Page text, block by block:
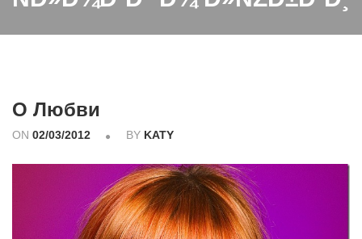
О Любви
ON 02/03/2012 BY KATY